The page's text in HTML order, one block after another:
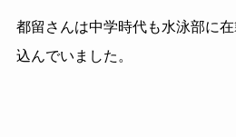
都留さんは中学時代も水泳部に
込んでいました。